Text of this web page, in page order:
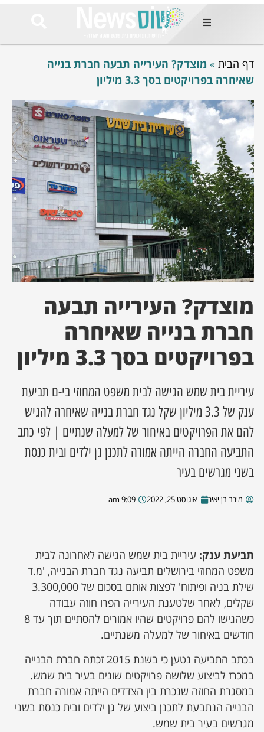
החמות
בימים
באזור
Et
odio
mauris, wisi
tortor
feugiat
ultricies
Congue
luctus, quam
mi
מקומית
עסקים
דף הבית » מוצדק? העירייה תבעה חברת בנייה
שאיחרה בפרויקטים בסך 3.3 מיליון
מוצדק? העירייה תבעה
חברת בנייה שאיחרה
בפרויקטים בסך 3.3 מיליון
עיריית בית שמש הגישה לבית משפט המחוזי בי-ם תביעת
ענק של 3.3 מיליון שקל נגד חברת בנייה שאיחרה להגיש
להם את הפרויקטים באיחור של למעלה שנתיים | לפי כתב
התביעה החברה הייתה אמורה לתכנן גן ילדים ובית כנסת
בשני מגרשים בעיר
מירב בן יאיר אוגוסט 25, 2022 9:09 am
תביעת ענק: עיריית בית שמש הגישה לאחרונה לבית
משפט המחוזי בירושלים תביעה נגד חברת הבנייה, 'מ.ד
שילת בניה ופיתוח' לפצות אותם בסכום של 3.300,000
שקלים, לאחר שלטענת העירייה הפרו חוזה עבודה
כשהגישו להם פרויקטים שהיו אמורים להסתיים תוך עד 8
חודשים באיחור של למעלה משנתיים.
בכתב התביעה נטען כי בשנת 2015 זכתה חברת הבנייה
במכרז לביצוע שלושה פרויקטים שונים בעיר בית שמש.
במסגרת החוזה שנכרת בין הצדדים הייתה אמורה חברת
הבנייה הנתבעת לתכנן ביצוע של גן ילדים ובית כנסת בשני
מגרשים בעיר בית שמש.